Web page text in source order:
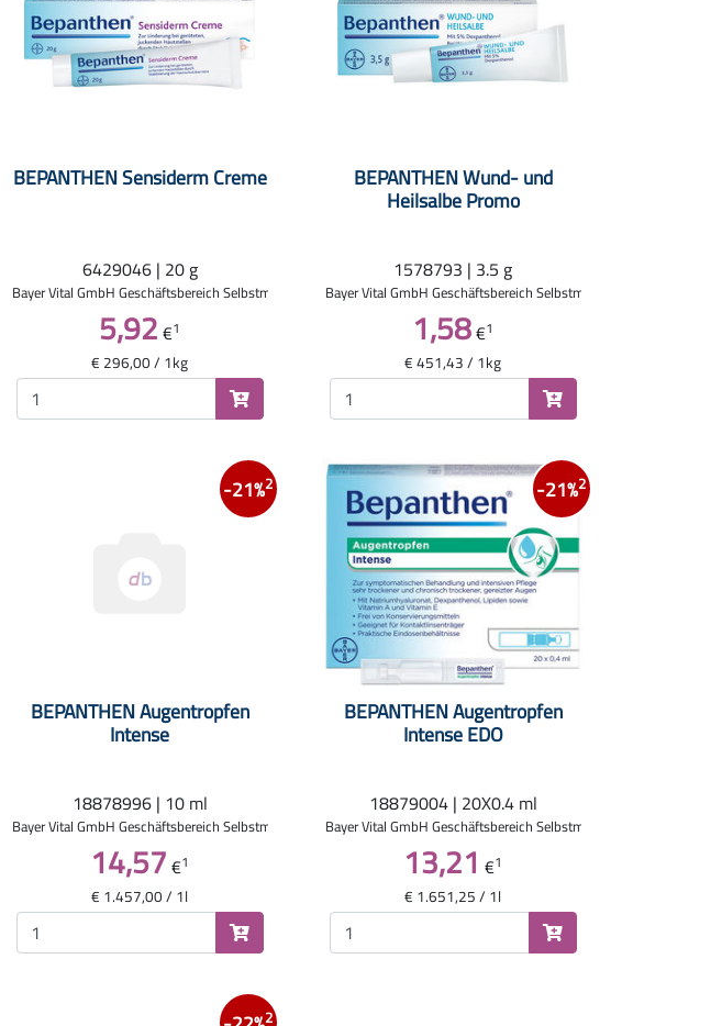
BEPANTHEN Sensiderm Creme
6429046 | 20 g
Bayer Vital GmbH Geschäftsbereich Selbstmedikation
5,92€1
€ 296,00 / 1kg
BEPANTHEN Wund- und
Heilsalbe Promo
1578793 | 3.5 g
Bayer Vital GmbH Geschäftsbereich Selbstmedikation
1,58€1
€ 451,43 / 1kg
-21%2
BEPANTHEN Augentropfen
Intense
18878996 | 10 ml
Bayer Vital GmbH Geschäftsbereich Selbstmedikation
14,57€1
€ 1.457,00 / 1l
-21%2
BEPANTHEN Augentropfen
Intense EDO
18879004 | 20X0.4 ml
Bayer Vital GmbH Geschäftsbereich Selbstmedikation
13,21 €1
€ 1.651,25 / 1l
2